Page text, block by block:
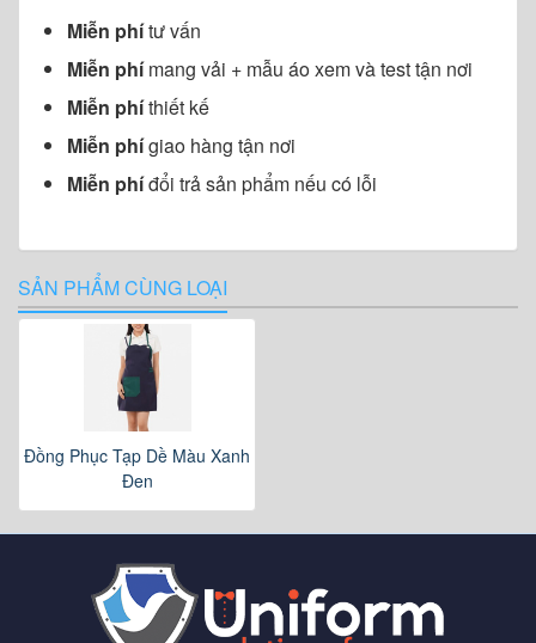
Miễn phítư vấn
Miễn phímang vải + mẫu áo xem và test tận nơi
Miễn phíthiết kế
Miễn phígiao hàng tận nơi
Miễn phíđổi trả sản phẩm nếu có lỗi
SẢN PHẨM CÙNG LOẠI
Đồng Phục Tạp Dề Màu Xanh
Đen